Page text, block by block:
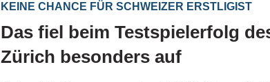
KEINE CHANCE FÜR SCHWEIZER ERSTLIGIST
Das fiel beim Testspielerfolg
Zürich besonders auf